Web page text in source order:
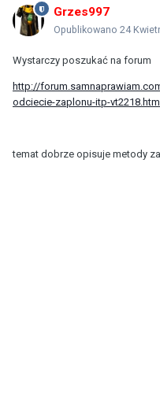
Grzes997
Opublikowano 24
Wystarczy poszukać na forum
http://
odciecie-zaplonu-itp-vt2218.htm
temat dobrze opisuje metody